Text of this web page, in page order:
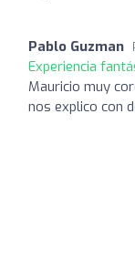
Pablo Guzman
Experiencia
Mauricio muy
nos explico con